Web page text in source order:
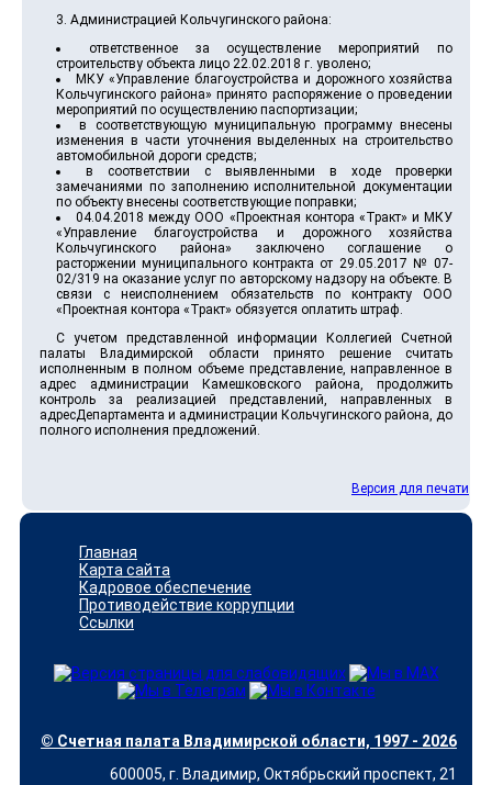
3. Администрацией Кольчугинского района:
ответственное за осуществление мероприятий по
строительству объекта лицо 22.02.2018 г. уволено;
МКУ «Управление благоустройства и дорожного хозяйства
Кольчугинского района» принято распоряжение о проведении
мероприятий по осуществлению паспортизации;
в соответствующую муниципальную программу внесены
изменения в части уточнения выделенных на строительство
автомобильной дороги средств;
в соответствии с выявленными в ходе проверки
замечаниями по заполнению исполнительной документации
по объекту внесены соответствующие поправки;
04.04.2018 между ООО «Проектная контора «Тракт» и МКУ
«Управление благоустройства и дорожного хозяйства
Кольчугинского района» заключено соглашение о
расторжении муниципального контракта от 29.05.2017 № 07-
02/319 на оказание услуг по авторскому надзору на объекте. В
связи с неисполнением обязательств по контракту ООО
«Проектная контора «Тракт» обязуется оплатить штраф.
С учетом представленной информации Коллегией Счетной
палаты Владимирской области принято решение считать
исполненным в полном объеме представление, направленное в
адрес администрации Камешковского района, продолжить
контроль за реализацией представлений, направленных в
адресДепартамента и администрации Кольчугинского района, до
полного исполнения предложений.
Версия для печати
Главная
Карта сайта
Кадровое обеспечение
Противодействие коррупции
Ссылки
© Счетная палата Владимирской области, 1997 - 2026
600005, г. Владимир, Октябрьский проспект, 21